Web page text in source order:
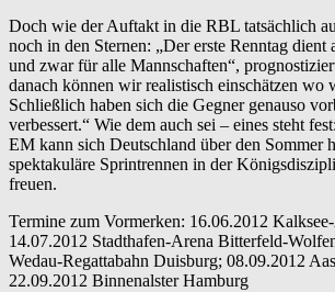
Doch wie der Auftakt in die RBL tatsächlich
noch in den Sternen: „Der erste Renntag dient
und zwar für alle Mannschaften“,
danach können wir realistisch einschätzen wo
Schließlich haben sich die Gegner genauso
verbessert.“ Wie dem auch sei – eines steht
EM kann sich Deutschland über den Sommer
spektakuläre Sprintrennen in der
freuen.
Termine zum Vormerken: 16.06.2012
14.07.2012 Stadthafen-Arena Bitterfeld-
Wedau-Regattabahn Duisburg; 08.09.2012
22.09.2012 Binnenalster Hamburg